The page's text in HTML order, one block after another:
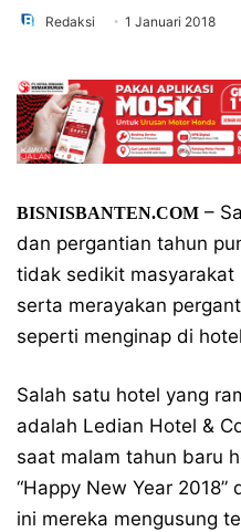
Redaksi 1 Januari 2018
BISNISBANTEN.COM –
dan pergantian tahun
tidak sedikit masyarakat
serta merayakan
seperti menginap di
Salah satu hotel yang
adalah Ledian Hotel &
saat malam tahun baru
“Happy New Year 2018”
ini mereka mengusung